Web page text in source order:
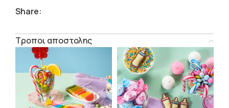
Share:
Τροποι αποστολης